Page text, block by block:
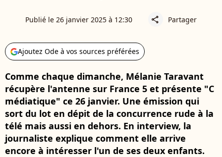
Publié le 26 janvier 2025 à 12:30 share Partager
Ajoutez Ode à vos sources préférées
Comme chaque dimanche, Mélanie Taravant
récupère l'antenne sur France 5 et présente "C
médiatique" ce 26 janvier. Une émission qui
sort du lot en dépit de la concurrence rude à la
télé mais aussi en dehors. En interview, la
journaliste explique comment elle arrive
encore à intéresser l'un de ses deux enfants.